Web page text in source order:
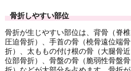
骨折しやすい部位
骨折が生じやすい部位は、背骨（脊椎
圧迫骨折）、手首の骨（橈骨遠位端骨
折）、太ももの付け根の骨（大腿骨近
位部骨折）、骨盤の骨（脆弱性骨盤骨